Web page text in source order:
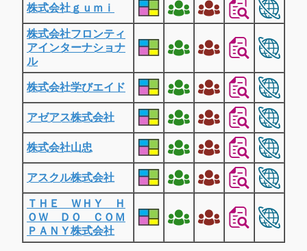
株式会社ｇｕｍｉ
株式会社フロンティ
アインターナショナ
ル
株式会社学びエイド
アゼアス株式会社
株式会社山忠
アスクル株式会社
ＴＨＥ ＷＨＹ Ｈ
ＯＷ ＤＯ ＣＯＭ
ＰＡＮＹ株式会社